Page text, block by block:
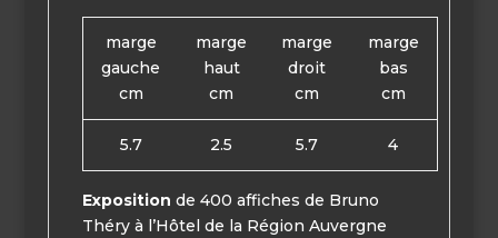
marge
gauche
cm
marge
haut
cm
marge
droit
cm
marge
bas
cm
5.7 2.5 5.7 4
Exposition de 400 affiches de Bruno
Théry à l’Hôtel de la Région Auvergne